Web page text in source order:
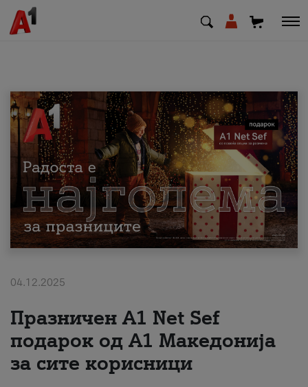
МК EN SQ
Приватни Деловни
Поддршка
Надополни кредит
За нас
#ПодобарОнлајн
04.12.2025
Празничен A1 Net Sеf
подарок од А1 Македонија
за сите корисници